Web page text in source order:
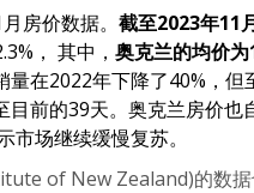
房价数据。 截至2023年11
， 其中， 奥克兰的均价
在2022年下降了40%，但
目前的39天。奥克兰房价也
场继续缓慢复苏。
of New Zealand)的数据